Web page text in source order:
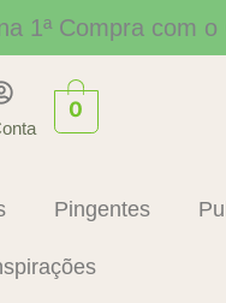
1ª Compra com
0
Pingentes